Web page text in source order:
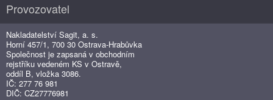
Provozovatel
Nakladatelství Sagit, a. s.
Horní 457/1, 700 30 Ostrava-Hrabůvka
Společnost je zapsaná v obchodním
rejstříku vedeném KS v Ostravě,
oddíl B, vložka 3086.
IČ: 277 76 981
DIČ: CZ27776981